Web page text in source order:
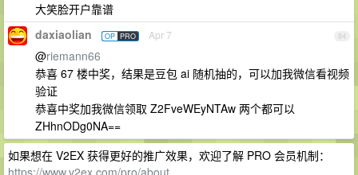
大笑脸开户靠谱
84
daxiaolian OP PRO Apr 7
@riemann66
恭喜 67 楼中奖，结果是豆包 ai 随机抽的，可以加我微信看视频
验证
恭喜中奖加我微信领取 Z2FveWEyNTAw 两个都可以
ZHhnODg0NA==
如果想在 V2EX 获得更好的推广效果，欢迎了解 PRO 会员机制：
https://www.v2ex.com/pro/about